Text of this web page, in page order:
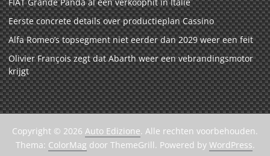
Eerste concrete details over productieplan Cassino
Alfa Romeo’s topsegment niet eerder dan 2029 weer een feit
Olivier François zegt dat Abarth weer een vebrandingsmotor
krijgt
Copyright © 2026 Auto Edizione. Alle rechten voorbehouden.
Thema: ColorMag door ThemeGrill. Powered by WordPress.